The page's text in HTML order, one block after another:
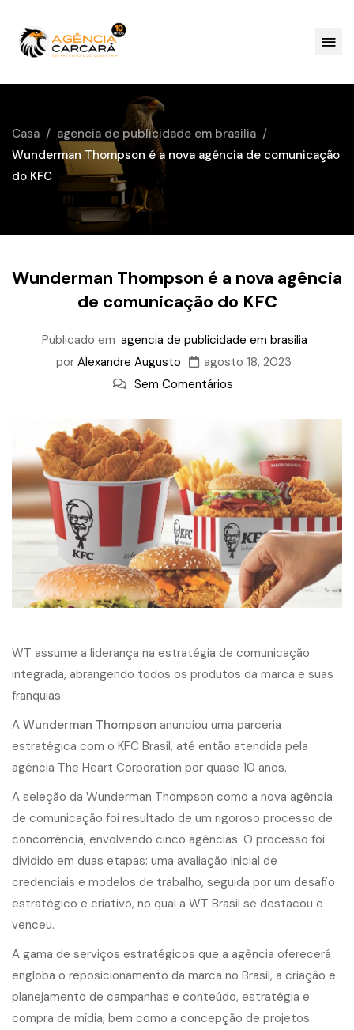
Casa
agencia de publicidade em brasilia
Wunderman Thompson é a nova agência de comunicação
do KFC
Wunderman Thompson é a nova agência
de comunicação do KFC
Publicado em agencia de publicidade em brasilia
por Alexandre Augusto
agosto 18, 2023
Sem Comentários
WT assume a liderança na estratégia de comunicação
integrada, abrangendo todos os produtos da marca e suas
franquias.
A Wunderman Thompson anunciou uma parceria
estratégica com o KFC Brasil, até então atendida pela
agência The Heart Corporation por quase 10 anos.
A seleção da Wunderman Thompson como a nova agência
de comunicação foi resultado de um rigoroso processo de
concorrência, envolvendo cinco agências. O processo foi
dividido em duas etapas: uma avaliação inicial de
credenciais e modelos de trabalho, seguida por um desafio
estratégico e criativo, no qual a WT Brasil se destacou e
venceu.
A gama de serviços estratégicos que a agência oferecerá
engloba o reposicionamento da marca no Brasil, a criação e
planejamento de campanhas e conteúdo, estratégia e
compra de mídia, bem como a concepção de projetos